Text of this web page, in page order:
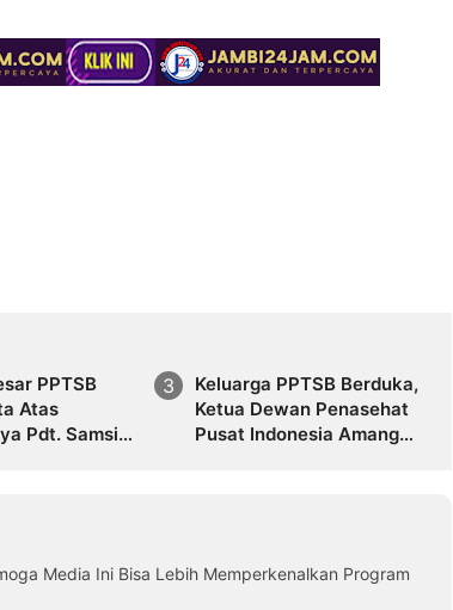
PPTSB
Atas
Pdt. Samsir
Keluarga PPTSB Berduka,
Ketua Dewan Penasehat
Pusat Indonesia Amang
Media Ini Bisa Lebih Memperkenalkan Program